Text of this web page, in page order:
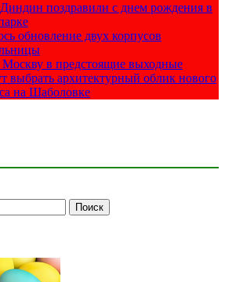
поздравили с днем рождения в
обновление двух корпусов
Москву в предстоящие выходные
выбрать архитектурный облик нового
на Шаболовке